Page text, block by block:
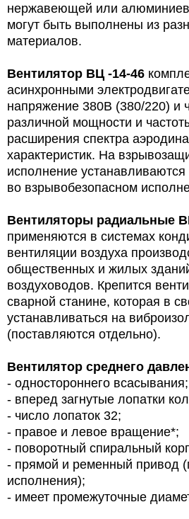
нержавеющей или
могут быть выполнены из
материалов.
Вентилятор ВЦ -14-46
асинхронными
напряжение 380В (380/220) и
различной мощности и
расширения спектра
характеристик. На
исполнение устанавливаются
во взрывобезопасном
Вентиляторы радиальные
применяются в системах
вентиляции воздуха
общественных и жилых
воздуховодов. Крепится
сварной станине, которая в
устанавливаться на
(поставляются отдельно).
Вентилятор среднего
- одностороннего всасывания;
- вперед загнутые лопатки
- число лопаток 32;
- правое и левое вращение*;
- поворотный спиральный
- прямой и ременный привод
исполнения);
- имеет промежуточные